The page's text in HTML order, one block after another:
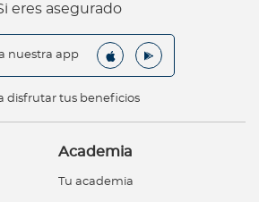
eres asegurado
nuestra app
disfrutar tus beneficios
Academia
Tu academia